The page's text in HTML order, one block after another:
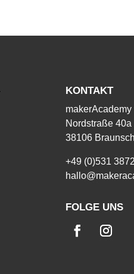
KONTAKT
makerAcademy
Nordstraße 40a
38106
+49 (0)531
FOLGE UNS